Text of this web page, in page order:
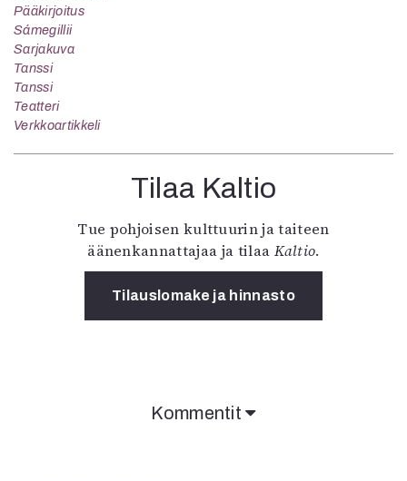
Pääkirjoitus
Sámegillii
Sarjakuva
Tanssi
Tanssi
Teatteri
Verkkoartikkeli
Tilaa Kaltio
Tue pohjoisen kulttuurin ja taiteen
äänenkannattajaa ja tilaa Kaltio.
Tilauslomake ja hinnasto
Kommentit